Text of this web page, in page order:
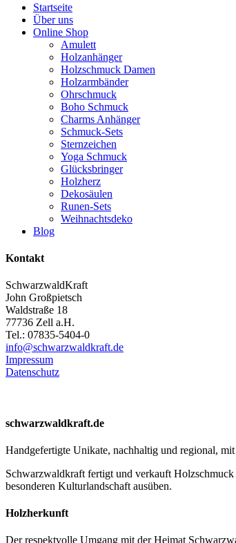
Startseite
Über uns
Online Shop
Amulett
Holzanhänger
Holzschmuck Damen
Holzarmbänder
Ohrschmuck
Boho Schmuck
Charms Anhänger
Schmuck-Sets
Sternzeichen
Yoga Schmuck
Glücksbringer
Holzherz
Dekosäulen
Runen-Sets
Weihnachtsdeko
Blog
Kontakt
SchwarzwaldKraft
John Großpietsch
Waldstraße 18
77736 Zell a.H.
Tel.: 07835-5404-0
info@schwarzwaldkraft.de
Impressum
Datenschutz
schwarzwaldkraft.de
Handgefertigte Unikate, nachhaltig und regional,
Schwarzwaldkraft fertigt und verkauft
besonderen Kulturlandschaft ausüben.
Holzherkunft
Der respektvolle Umgang mit der Heimat